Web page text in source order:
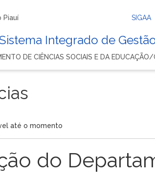
Piauí SIGAA
Integrado de
DE CIÊNCIAS SOCIAIS E DA
até o momento
do